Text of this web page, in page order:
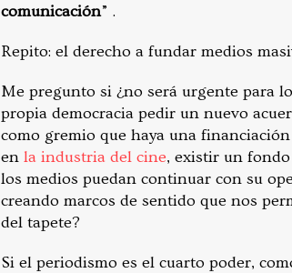
comunicación” .
Repito: el derecho a fundar medios
Me pregunto si ¿no será urgente para
propia democracia pedir un nuevo
como gremio que haya una
en la industria del cine, existir un
los medios puedan continuar con su
creando marcos de sentido que nos
del tapete?
Si el periodismo es el cuarto poder,